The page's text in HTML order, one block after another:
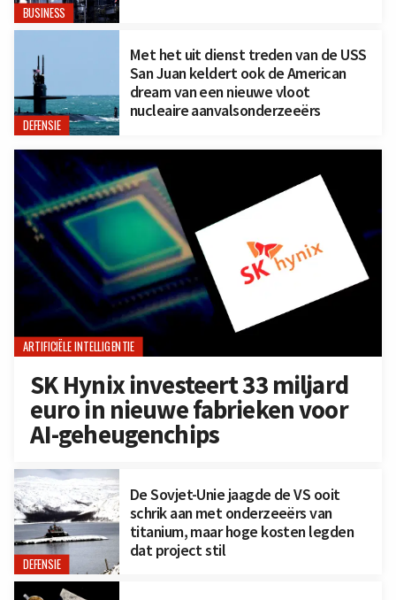
BUSINESS
DEFENSIE
Met het uit dienst treden van de USS
San Juan keldert ook de American
dream van een nieuwe vloot
nucleaire aanvalsonderzeeërs
ARTIFICIËLE INTELLIGENTIE
SK Hynix investeert 33 miljard
euro in nieuwe fabrieken voor
AI-geheugenchips
DEFENSIE
De Sovjet-Unie jaagde de VS ooit
schrik aan met onderzeeërs van
titanium, maar hoge kosten legden
dat project stil